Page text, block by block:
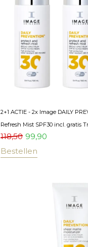
2+1 ACTIE - 2x Image DAILY
Refresh Mist SPF30 incl. gratis
118,50 99,90
Bestellen